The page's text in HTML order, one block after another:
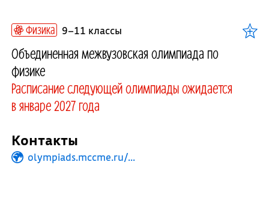
Физика 9–11 классы
Объединенная межвузовская олимпиада по
физике
Расписание следующей олимпиады ожидается
в январе 2027 года
Контакты
olympiads.mccme.ru/...